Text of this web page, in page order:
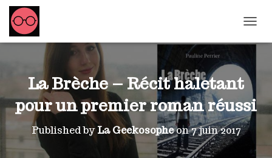
La Brèche – Récit haletant
pour un premier roman réussi
Published byLa Geekosopheon7 juin 2017